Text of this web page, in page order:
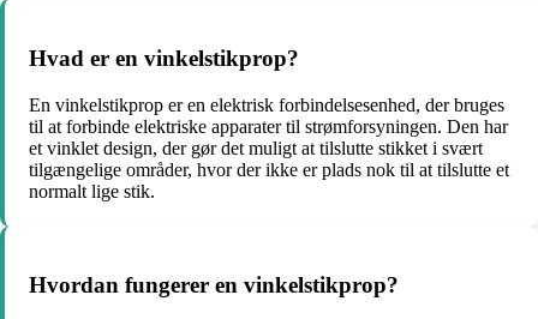
Hvad er en vinkelstikprop?
En vinkelstikprop er en elektrisk forbindelsesenhed, der bruges
til at forbinde elektriske apparater til strømforsyningen. Den har
et vinklet design, der gør det muligt at tilslutte stikket i svært
tilgængelige områder, hvor der ikke er plads nok til at tilslutte et
normalt lige stik.
Hvordan fungerer en vinkelstikprop?